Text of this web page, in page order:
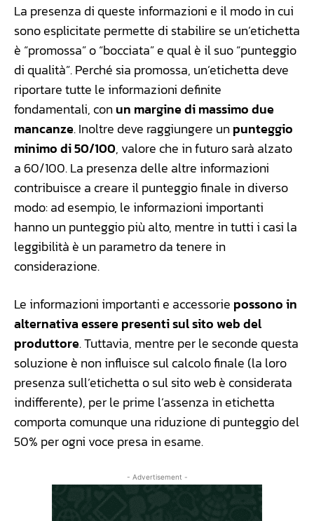
La presenza di queste informazioni e il modo in cui
sono esplicitate permette di stabilire se un’etichetta
è “promossa” o “bocciata” e qual è il suo “punteggio
di qualità”. Perché sia promossa, un’etichetta deve
riportare tutte le informazioni definite
fondamentali, conun margine di massimo due
mancanze. Inoltre deve raggiungere unpunteggio
minimo di 50/100, valore che in futuro sarà alzato
a 60/100. La presenza delle altre informazioni
contribuisce a creare il punteggio finale in diverso
modo: ad esempio, le informazioni importanti
hanno un punteggio più alto, mentre in tutti i casi la
leggibilità è un parametro da tenere in
considerazione.
Le informazioni importanti e accessorie possono in
alternativa essere presenti sul sito web del
produttore. Tuttavia, mentre per le seconde questa
soluzione è non influisce sul calcolo finale (la loro
presenza sull’etichetta o sul sito web è considerata
indifferente), per le prime l’assenza in etichetta
comporta comunque una riduzione di punteggio del
50% per ogni voce presa in esame.
- Advertisement -